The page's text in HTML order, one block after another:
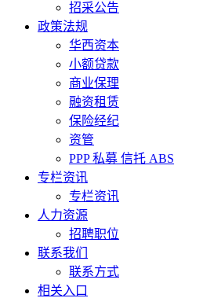
招采公告
政策法规
华西资本
小额贷款
商业保理
融资租赁
保险经纪
资管
PPP 私募 信托 ABS
专栏资讯
专栏资讯
人力资源
招聘职位
联系我们
联系方式
相关入口